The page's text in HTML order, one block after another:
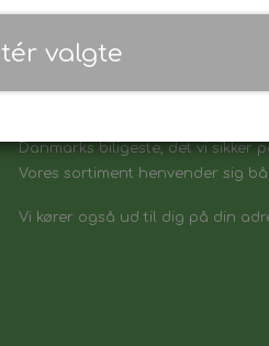
Danmarks biligeste, det vi sikker
Vores sortiment henvender sig
Vi kører også ud til dig på din
valgte